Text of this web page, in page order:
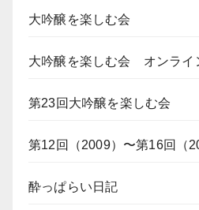
大吟醸を楽しむ会
大吟醸を楽しむ会 オンライ
第23回大吟醸を楽しむ会
第12回（2009）〜第16回（
酔っぱらい日記